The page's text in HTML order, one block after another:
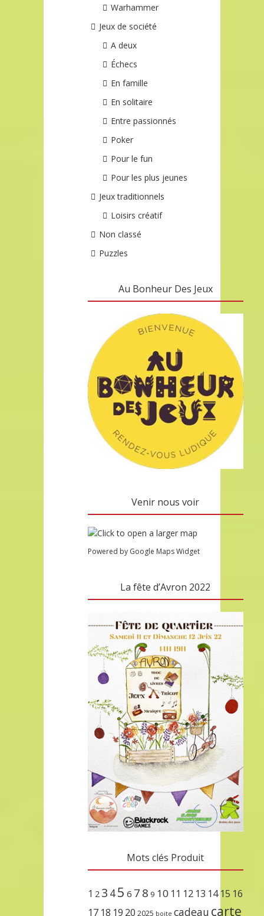
Warhammer
Jeux de société
A deux
Échecs
En famille
En solitaire
Entre passionnés
Poker
Pour le fun
Pour les plus jeunes
Jeux traditionnels
Loisirs créatif
Non classé
Puzzles
Au Bonheur Des Jeux
Venir nous voir
Powered by Google Maps Widget
La fête d’Avron 2022
Mots clés Produit
1 2 3 45 6 7 8 9 10 11 12 13 14 15 16
17 18 19 20 2025 boite cadeau carte